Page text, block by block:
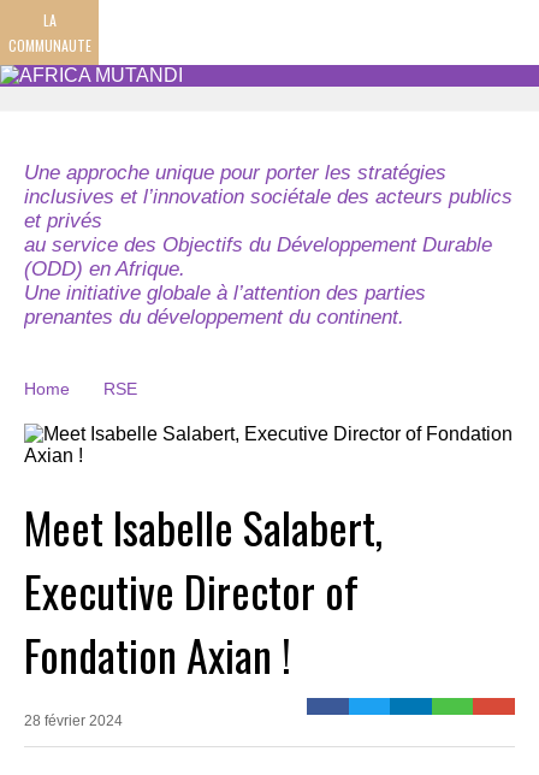
LA
COMMUNAUTE
Une approche unique pour porter les stratégies
inclusives et l’innovation sociétale des acteurs publics
et privés
au service des Objectifs du Développement Durable
(ODD) en Afrique.
Une initiative globale à l’attention des parties
prenantes du développement du continent.
Home RSE
Meet Isabelle Salabert,
Executive Director of
Fondation Axian !
28 février 2024